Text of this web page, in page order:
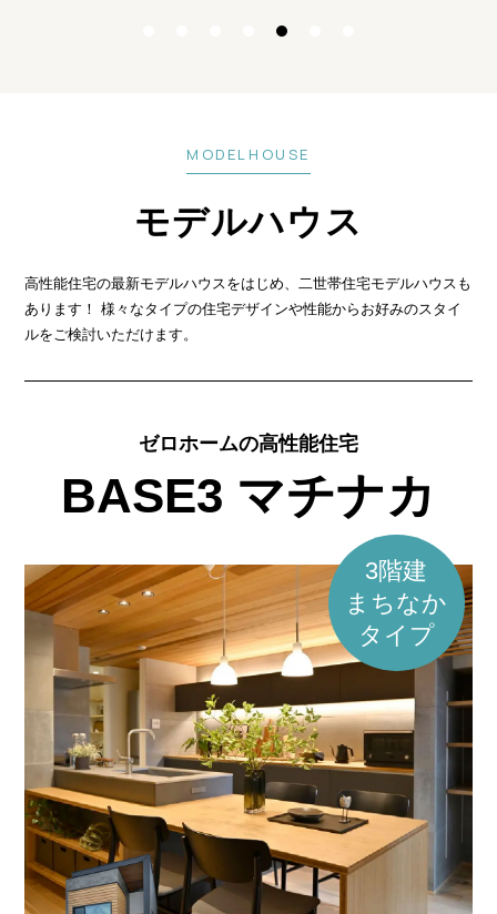
MODELHOUSE
モデルハウス
高性能住宅の最新モデルハウスをはじめ、二世帯住宅モデルハウスも
あります！様々なタイプの住宅デザインや性能からお好みのスタイ
ルをご検討いただけます。
ゼロホームの高性能住宅
BASE3 マチナカ
3階建
まちなか
タイプ